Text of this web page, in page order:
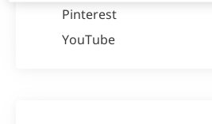
Pinterest
YouTube